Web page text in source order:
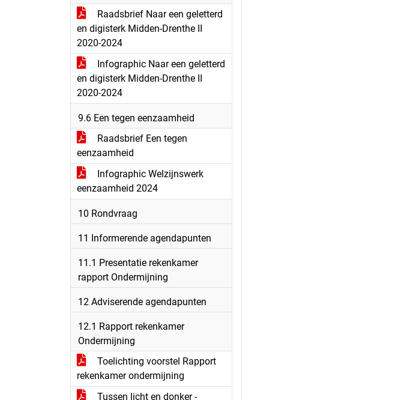
Raadsbrief Naar een geletterd
en digisterk Midden-Drenthe II
2020-2024
Infographic Naar een geletterd
en digisterk Midden-Drenthe II
2020-2024
9.6 Een tegen eenzaamheid
Raadsbrief Een tegen
eenzaamheid
Infographic Welzijnswerk
eenzaamheid 2024
10 Rondvraag
11 Informerende agendapunten
11.1 Presentatie rekenkamer
rapport Ondermijning
12 Adviserende agendapunten
12.1 Rapport rekenkamer
Ondermijning
Toelichting voorstel Rapport
rekenkamer ondermijning
Tussen licht en donker -